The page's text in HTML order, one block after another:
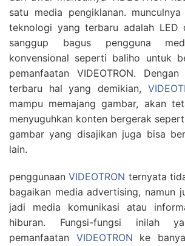
satu media pengiklanan.
teknologi yang terbaru adalah LED
sanggup bagus pengguna
konvensional seperti baliho untuk
pemanfaatan VIDEOTRON.
terbaru hal yang demikian,
mampu memajang gambar, akan
menyuguhkan konten bergerak
gambar yang disajikan juga bisa
lain.
penggunaanVIDEOTRON ternyata
bagaikan media advertising, namun
jadi media komunikasi atau
hiburan. Fungsi-fungsi inilah
pemanfaatan VIDEOTRON ke